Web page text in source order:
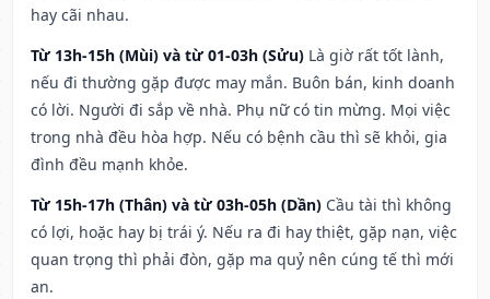
hay cãi nhau.
Từ 13h-15h (Mùi) và từ 01-03h (Sửu) Là giờ rất tốt lành,
nếu đi thường gặp được may mắn. Buôn bán, kinh doanh
có lời. Người đi sắp về nhà. Phụ nữ có tin mừng. Mọi việc
trong nhà đều hòa hợp. Nếu có bệnh cầu thì sẽ khỏi, gia
đình đều mạnh khỏe.
Từ 15h-17h (Thân) và từ 03h-05h (Dần) Cầu tài thì không
có lợi, hoặc hay bị trái ý. Nếu ra đi hay thiệt, gặp nạn, việc
quan trọng thì phải đòn, gặp ma quỷ nên cúng tế thì mới
an.